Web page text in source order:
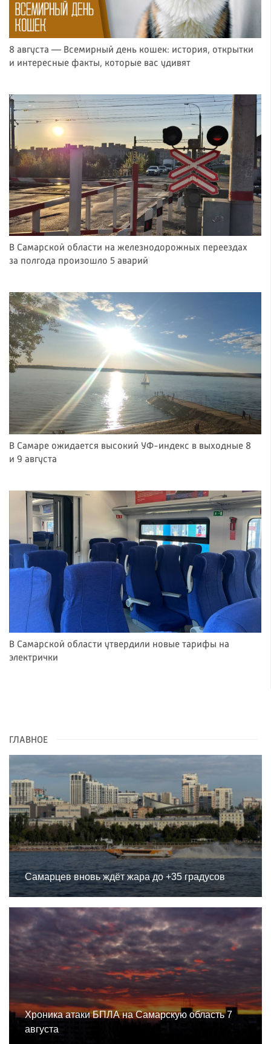
8 августа — Всемирный день кошек: история, открытки
и интересные факты, которые вас удивят
В Самарской области на железнодорожных переездах
за полгода произошло 5 аварий
В Самаре ожидается высокий УФ-индекс в выходные 8
и 9 августа
В Самарской области утвердили новые тарифы на
электрички
ГЛАВНОЕ
Самарцев вновь ждёт жара до +35 градусов
Хроника атаки БПЛА на Самарскую область 7
августа